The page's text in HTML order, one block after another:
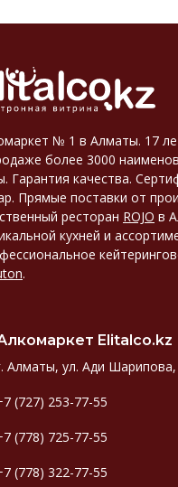
№ 1 в Алматы. 17
более 3000
Гарантия качества.
Прямые поставки от
ресторан ROJO в
кухней и
.
Elitalco.kz
Алматы, ул. Ади Шарипова,
(727) 253-77-55
(778) 725-77-55
(778) 322-77-55